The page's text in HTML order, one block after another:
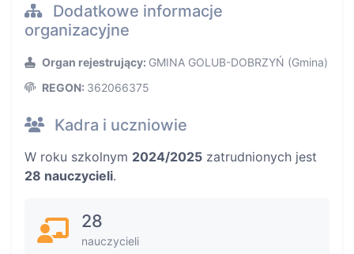
Dodatkowe informacje
organizacyjne
Organ rejestrujący: GMINA GOLUB-DOBRZYŃ (Gmina)
REGON: 362066375
Kadra i uczniowie
W roku szkolnym 2024/2025 zatrudnionych jest
28 nauczycieli.
28
nauczycieli